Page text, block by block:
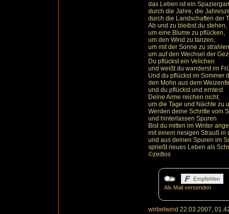
das Leben ist ein
durch die Jahre, die
durch die Landschaften der
Ab und zu bleibst du stehen,
um eine Blume zu pflücken,
um den Wind zu tanzen,
um mit der Sonne zu
um auf den Wechsel der
Du pflückst ein Veilchen
und weißt du wanderst im
Und du pflückst im Sommer
den Mohn aus dem
und du pflückst und erntest
Deine Arme reichen nicht,
um die Tage und Nächte zu
Werden deine Schritte vom
und hinterlassen Spuren
Bist du mitten im Winter
mit einem riesigen Strauß in
und aus deinen Spuren im
sprießt neues Leben als
©zeitlos
Als Mail versenden
wirbelwind 22.03.2007,